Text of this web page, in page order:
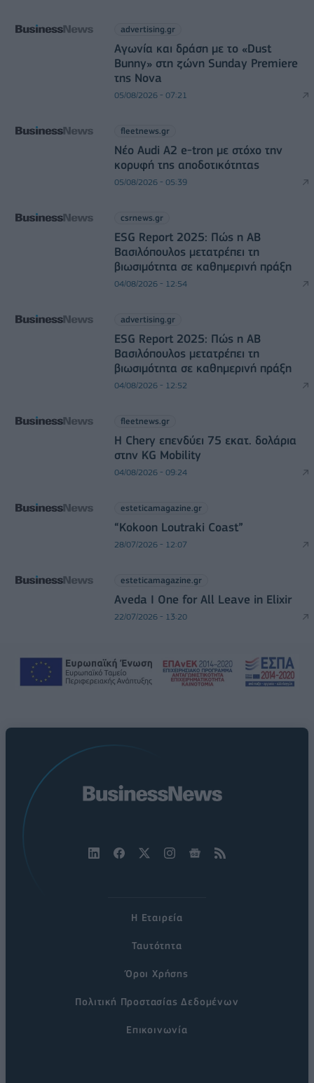
advertising.gr
Αγωνία και δράση με το «Dust
Bunny» στη ζώνη Sunday Premiere
της Nova
05/08/2026 - 07:21
fleetnews.gr
Νέο Audi A2 e-tron με στόχο την
κορυφή της αποδοτικότητας
05/08/2026 - 05:39
csrnews.gr
ESG Report 2025: Πώς η ΑΒ
Βασιλόπουλος μετατρέπει τη
βιωσιμότητα σε καθημερινή πράξη
04/08/2026 - 12:54
advertising.gr
ESG Report 2025: Πώς η ΑΒ
Βασιλόπουλος μετατρέπει τη
βιωσιμότητα σε καθημερινή πράξη
04/08/2026 - 12:52
fleetnews.gr
Η Chery επενδύει 75 εκατ. δολάρια
στην KG Mobility
04/08/2026 - 09:24
esteticamagazine.gr
“Kokoon Loutraki Coast”
28/07/2026 - 12:07
esteticamagazine.gr
Aveda I One for All Leave in Elixir
22/07/2026 - 13:20
Η Εταιρεία
Ταυτότητα
Όροι Χρήσης
Πολιτική Προστασίας Δεδομένων
Επικοινωνία